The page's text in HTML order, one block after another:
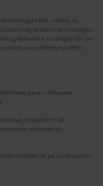
like cookies to
to these technologies
behaviour or unique IDs on
may adversely affect
pentru folosirea
măsurători ale
audienței și
informațiilor de pe un dispozitiv